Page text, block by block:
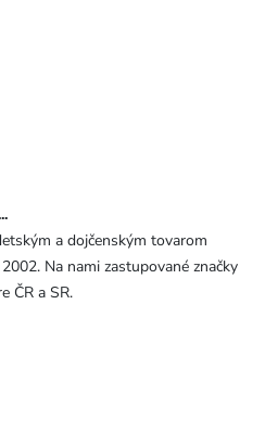
a dojčenským tovarom
Na nami zastupované značky
ČR a SR.